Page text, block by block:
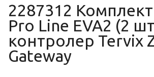
2287312
Pro Line EVA2 (2
контролер Tervix
Gateway